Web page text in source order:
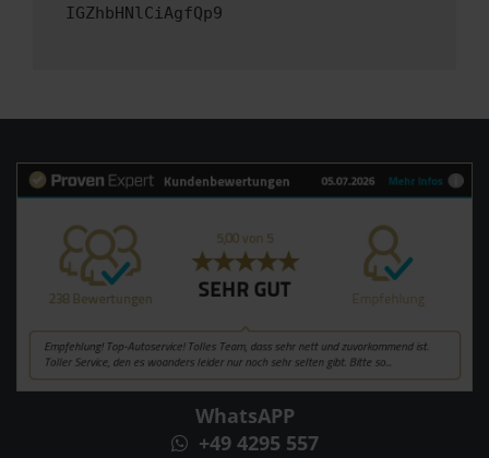
IGZhbHNlCiAgfQp9
WhatsAPP
+49 4295 557